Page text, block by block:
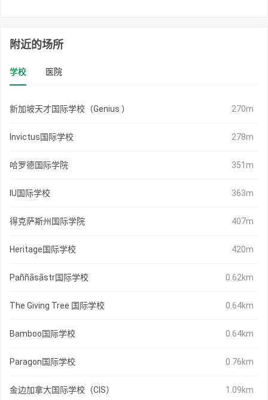
附近的场所
学校 医院
新加坡天才国际学校（Genius ） 270m
Invictus国际学校 278m
哈罗德国际学院 351m
IU国际学校 363m
得克萨斯州国际学院 407m
Heritage国际学校 420m
Paññāsāstr国际学校 0.62km
The Giving Tree 国际学校 0.64km
Bamboo国际学校 0.64km
Paragon国际学校 0.76km
金边加拿大国际学校（CIS） 1.09km